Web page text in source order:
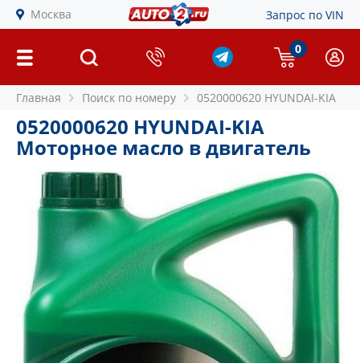
Москва Запрос по VIN
0
Главная Поиск по номеру 0520000620 HYUNDAI-KIA
0520000620 HYUNDAI-KIA
Моторное масло в двигатель